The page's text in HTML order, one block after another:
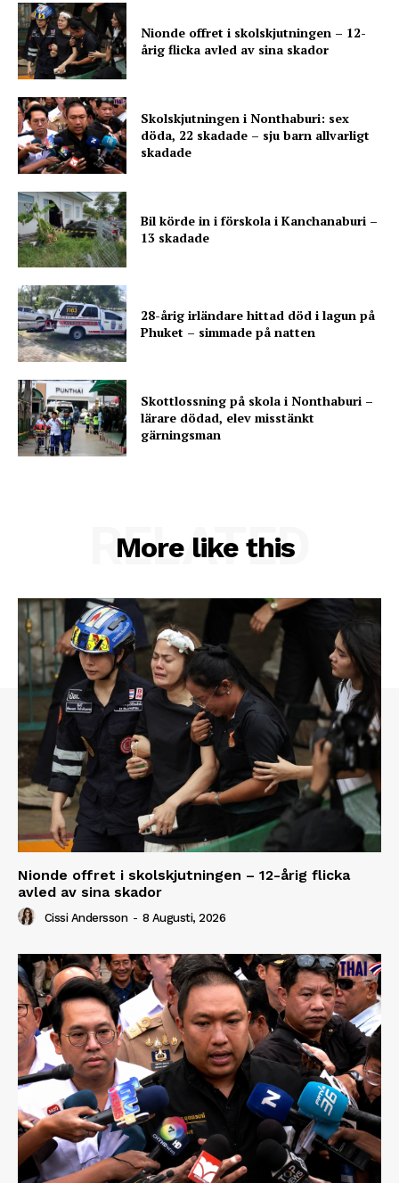
Nionde offret i skolskjutningen – 12-
årig flicka avled av sina skador
Skolskjutningen i Nonthaburi: sex
döda, 22 skadade – sju barn allvarligt
skadade
Bil körde in i förskola i Kanchanaburi –
13 skadade
28-årig irländare hittad död i lagun på
Phuket – simmade på natten
Skottlossning på skola i Nonthaburi –
lärare dödad, elev misstänkt
gärningsman
More like this
RELATED
Nionde offret i skolskjutningen – 12-årig flicka
avled av sina skador
Cissi Andersson - 8 Augusti, 2026